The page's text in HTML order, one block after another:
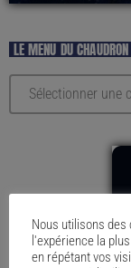
LE MENU DU CHAUDRON
Nous utilisons
l'expérience la
en répétant vos